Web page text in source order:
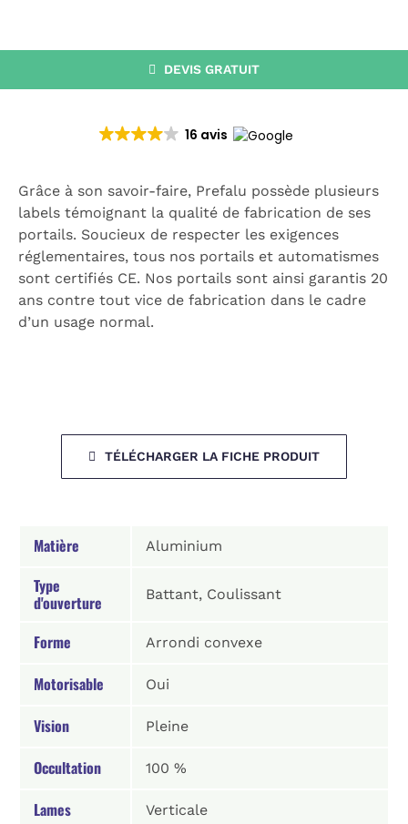
DEVIS GRATUIT
16 avis
Grâce à son savoir-faire, Prefalu possède plusieurs
labels témoignant la qualité de fabrication de ses
portails. Soucieux de respecter les exigences
réglementaires, tous nos portails et automatismes
sont certifiés CE. Nos portails sont ainsi garantis 20
ans contre tout vice de fabrication dans le cadre
d’un usage normal.
TÉLÉCHARGER LA FICHE PRODUIT
Matière Aluminium
Type
d'ouverture Battant, Coulissant
Forme Arrondi convexe
Motorisable Oui
Vision Pleine
Occultation 100 %
Lames Verticale